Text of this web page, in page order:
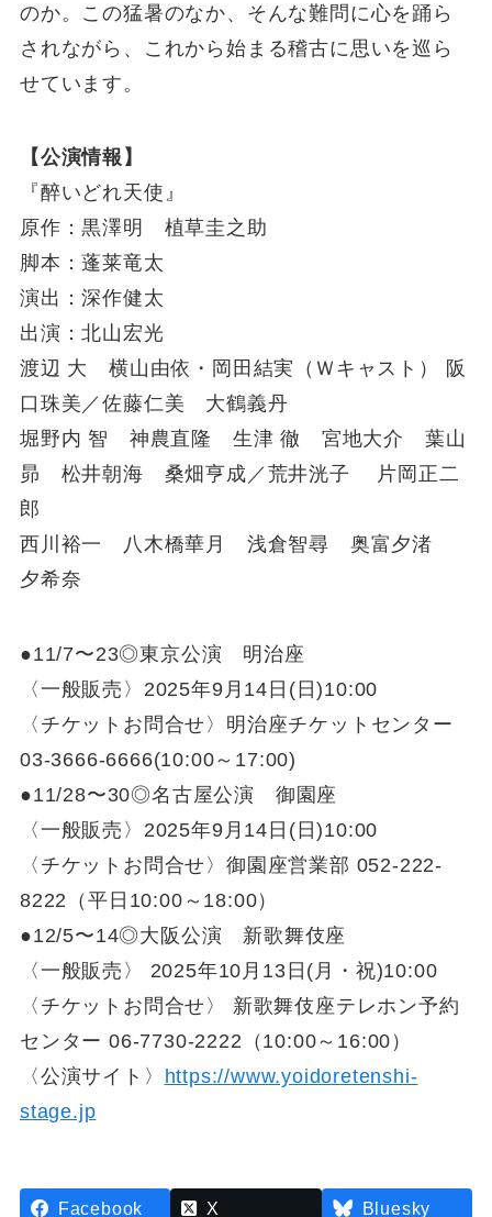
のか。この猛暑のなか、そんな難問に心を踊ら
されながら、これから始まる稽古に思いを巡ら
せています。
【公演情報】
『醉いどれ天使』
原作：黒澤明 植草圭之助
脚本：蓬莱竜太
演出：深作健太
出演：北山宏光
渡辺 大 横山由依・岡田結実（Ｗキャスト） 阪
口珠美／佐藤仁美 大鶴義丹
堀野内 智 神農直隆 生津 徹 宮地大介 葉山
昴 松井朝海 桑畑亨成／荒井洸子 片岡正二
郎
西川裕一 八木橋華月 浅倉智尋 奥富夕渚
夕希奈
●11/7〜23◎東京公演 明治座
〈一般販売〉2025年9月14日(日)10:00
〈チケットお問合せ〉明治座チケットセンター
03-3666-6666(10:00～17:00)
●11/28〜30◎名古屋公演 御園座
〈一般販売〉2025年9月14日(日)10:00
〈チケットお問合せ〉御園座営業部 052-222-
8222（平日10:00～18:00）
●12/5〜14◎大阪公演 新歌舞伎座
〈一般販売〉 2025年10月13日(月・祝)10:00
〈チケットお問合せ〉 新歌舞伎座テレホン予約
センター 06-7730-2222（10:00～16:00）
〈公演サイト〉
https://www.yoidoretenshi-
stage.jp
Facebook X Bluesky